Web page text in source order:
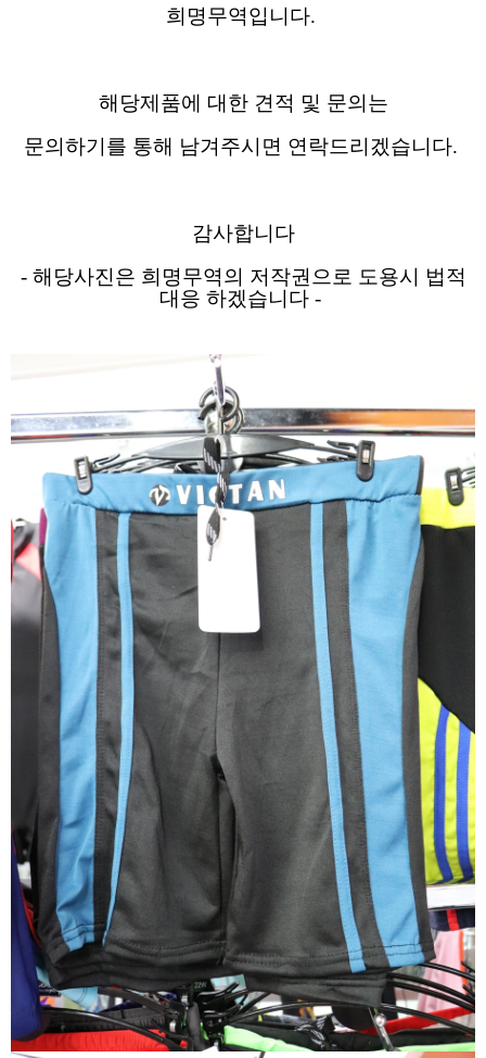
희명무역입니다.
해당제품에 대한 견적 및 문의는
문의하기를 통해 남겨주시면 연락드리겠습니다.
감사합니다
- 해당사진은 희명무역의 저작권으로 도용시 법적
대응 하겠습니다 -